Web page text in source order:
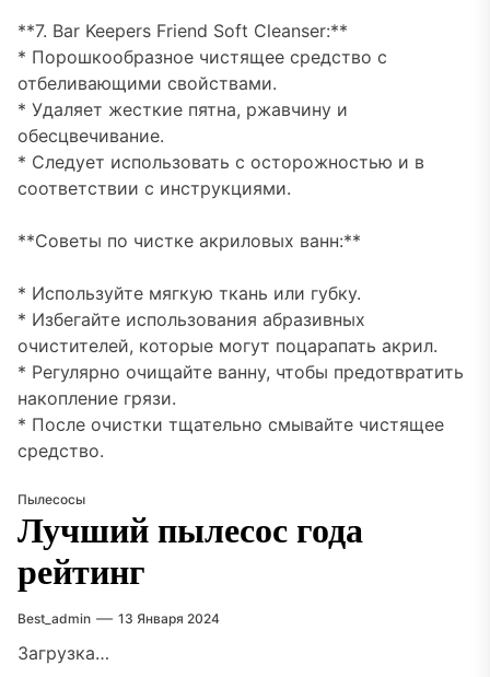
**7. Bar Keepers Friend Soft Cleanser:**
* Порошкообразное чистящее средство с
отбеливающими свойствами.
* Удаляет жесткие пятна, ржавчину и
обесцвечивание.
* Следует использовать с осторожностью и в
соответствии с инструкциями.
**Советы по чистке акриловых ванн:**
* Используйте мягкую ткань или губку.
* Избегайте использования абразивных
очистителей, которые могут поцарапать акрил.
* Регулярно очищайте ванну, чтобы предотвратить
накопление грязи.
* После очистки тщательно смывайте чистящее
средство.
Пылесосы
Лучший пылесос года
рейтинг
Best_admin 13 Января 2024
Загрузка…